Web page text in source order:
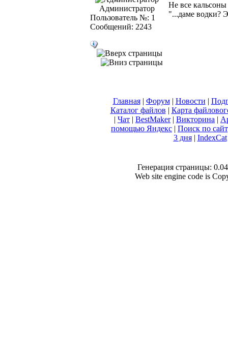
Администратор
Пользователь №: 1
Сообщений: 2243
Не все
"...даме водки?
Главная| Форум| Новости |
Каталог файлов | Карта
| Чат | BestMaker| Викторина |
помощью Яндекс | Поиск по
3 дня| IndexCat
Генерация страницы:
Web site engine code is